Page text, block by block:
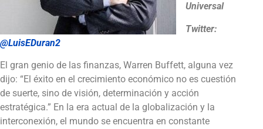
Universal
Twitter:
@LuisEDuran2
El gran genio de las finanzas, Warren Buffett, alguna vez
dijo: “El éxito en el crecimiento económico no es cuestión
de suerte, sino de visión, determinación y acción
estratégica.” En la era actual de la globalización y la
interconexión, el mundo se encuentra en constante